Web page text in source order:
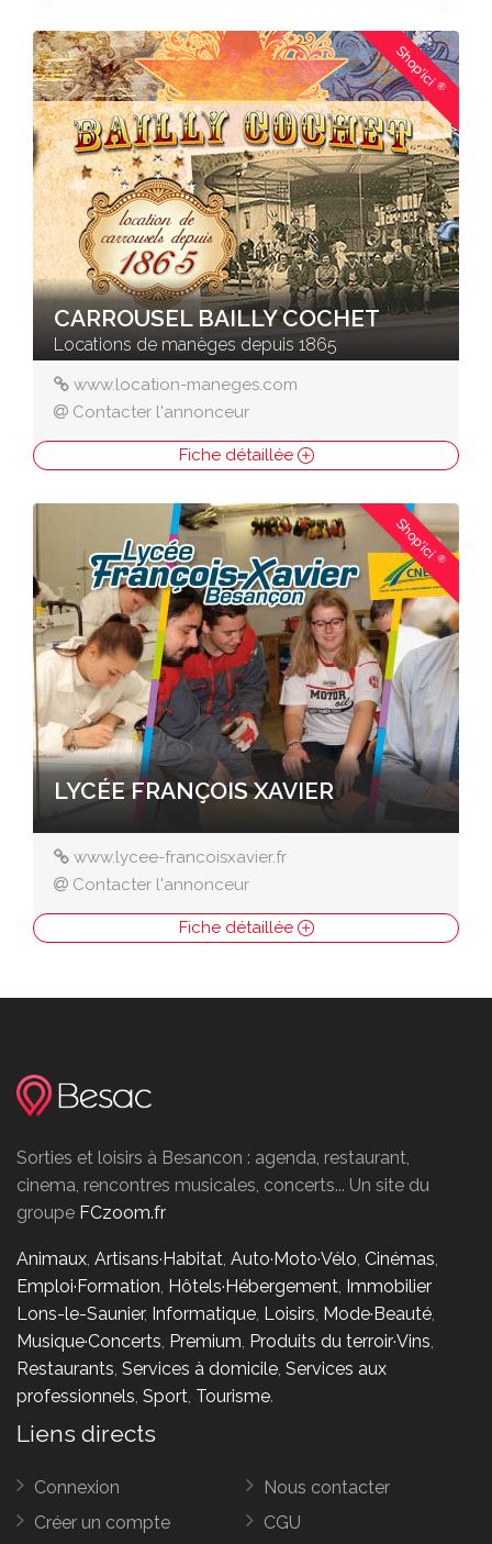
Shop'ici®
CARROUSEL BAILLY COCHET
Locations de manèges depuis 1865
www.location-maneges.com
Contacter l'annonceur
Fiche détaillée
Shop'ici®
LYCÉE FRANÇOIS XAVIER
www.lycee-francoisxavier.fr
Contacter l'annonceur
Fiche détaillée
Sorties et loisirs à Besancon : agenda, restaurant,
cinema, rencontres musicales, concerts... Un site du
groupe FCzoom.fr
Animaux, Artisans·Habitat, Auto·Moto·Vélo, Cinémas,
Emploi·Formation, Hôtels·Hébergement, Immobilier
Lons-le-Saunier, Informatique, Loisirs, Mode·Beauté,
Musique·Concerts, Premium, Produits du terroir·Vins,
Restaurants, Services à domicile, Services aux
professionnels, Sport, Tourisme.
Liens directs
Connexion
Créer un compte
Nous contacter
CGU